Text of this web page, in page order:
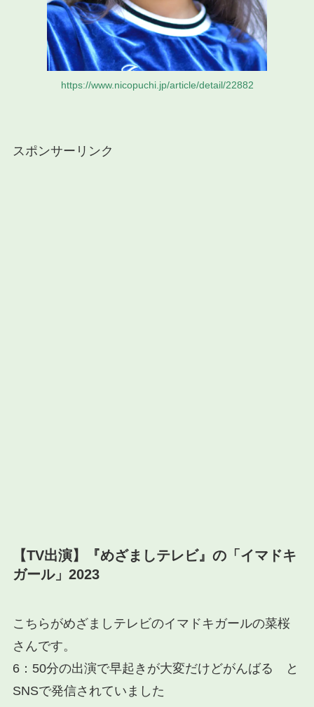
https://www.nicopuchi.jp/article/detail/22882
スポンサーリンク
【TV出演】『めざましテレビ』の「イマドキ
ガール」2023
こちらがめざましテレビのイマドキガールの菜桜
さんです。
6：50分の出演で早起きが大変だけどがんばる と
SNSで発信されていました